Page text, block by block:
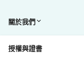
關於我們
授權與證書